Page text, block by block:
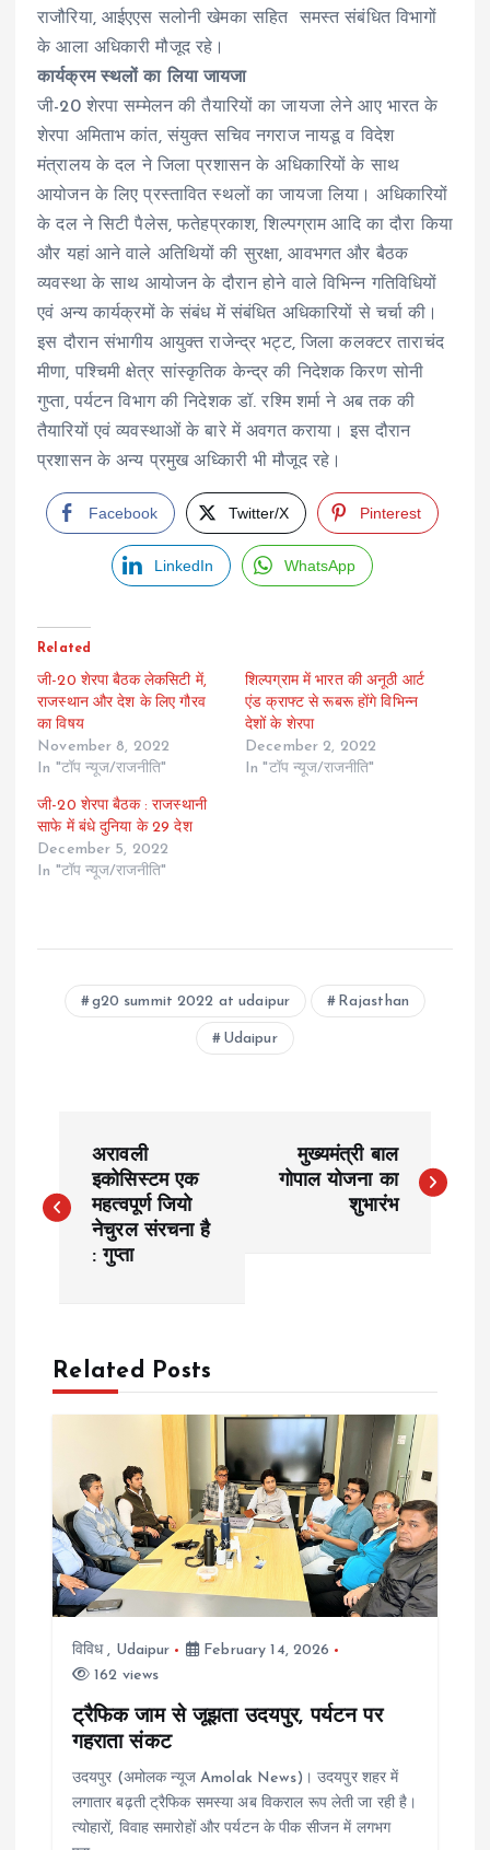
राजौरिया, आईएएस सलोनी खेमका सहित समस्त संबंधित विभागों
के आला अधिकारी मौजूद रहे।
कार्यक्रम स्थलों का लिया जायजा
जी-20 शेरपा सम्मेलन की तैयारियों का जायजा लेने आए भारत के
शेरपा अमिताभ कांत, संयुक्त सचिव नगराज नायडू व विदेश
मंत्रालय के दल ने जिला प्रशासन के अधिकारियों के साथ
आयोजन के लिए प्रस्तावित स्थलों का जायजा लिया। अधिकारियों
के दल ने सिटी पैलेस, फतेहप्रकाश, शिल्पग्राम आदि का दौरा किया
और यहां आने वाले अतिथियों की सुरक्षा, आवभगत और बैठक
व्यवस्था के साथ आयोजन के दौरान होने वाले विभिन्न गतिविधियों
एवं अन्य कार्यक्रमों के संबंध में संबंधित अधिकारियों से चर्चा की।
इस दौरान संभागीय आयुक्त राजेन्द्र भट्ट, जिला कलक्टर ताराचंद
मीणा, पश्चिमी क्षेत्र सांस्कृतिक केन्द्र की निदेशक किरण सोनी
गुप्ता, पर्यटन विभाग की निदेशक डॉ. रश्मि शर्मा ने अब तक की
तैयारियों एवं व्यवस्थाओं के बारे में अवगत कराया। इस दौरान
प्रशासन के अन्य प्रमुख अध्किारी भी मौजूद रहे।
Facebook Twitter/X Pinterest
LinkedIn WhatsApp
Related
जी-20 शेरपा बैठक लेकसिटी में,
राजस्थान और देश के लिए गौरव
का विषय
November 8, 2022
In "टॉप न्यूज/राजनीति"
शिल्पग्राम में भारत की अनूठी आर्ट
एंड क्राफ्ट से रूबरू होंगे विभिन्न
देशों के शेरपा
December 2, 2022
In "टॉप न्यूज/राजनीति"
जी-20 शेरपा बैठक : राजस्थानी
साफे में बंधे दुनिया के 29 देश
December 5, 2022
In "टॉप न्यूज/राजनीति"
g20 summit 2022 at udaipur Rajasthan
Udaipur
o
n
a
g
a
अरावली
इकोसिस्टम एक
महत्वपूर्ण जियो
नेचुरल संरचना है
: गुप्ता
मुख्यमंत्री बाल
गोपाल योजना का
शुभारंभ
Related Posts
विविध, Udaipur
February 14, 2026
162 views
ट्रैफिक जाम से जूझता उदयपुर, पर्यटन पर
गहराता संकट
उदयपुर (अमोलक न्यूज Amolak News)। उदयपुर शहर में
लगातार बढ़ती ट्रैफिक समस्या अब विकराल रूप लेती जा रही है।
त्योहारों, विवाह समारोहों और पर्यटन के पीक सीजन में लगभग